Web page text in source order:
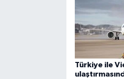
Türkiye ile